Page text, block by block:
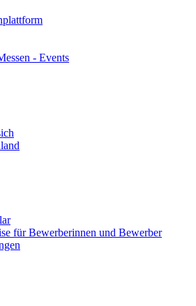
- Events
für Bewerberinnen und Bewerber